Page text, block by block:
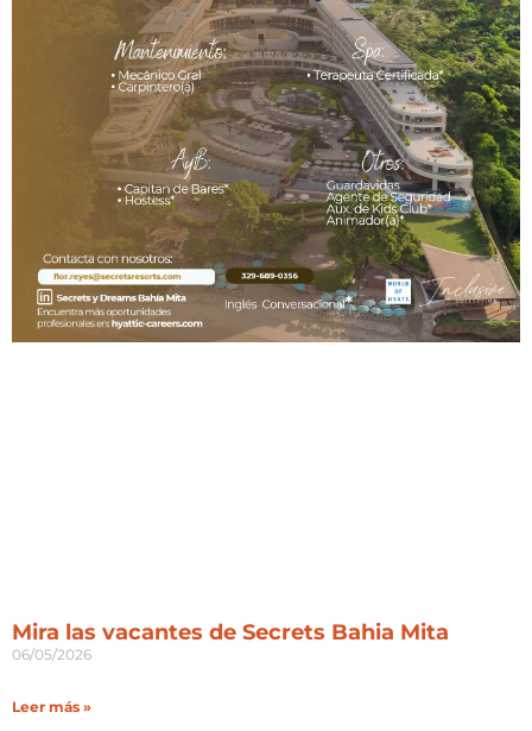
Mira las vacantes de Secrets Bahia Mita
06/05/2026
Leer más »